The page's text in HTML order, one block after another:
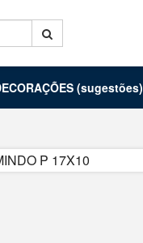
(sugestões)